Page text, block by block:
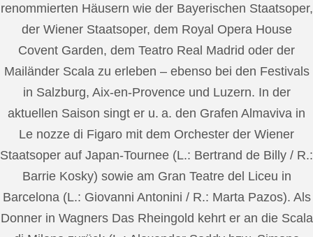
renommierten Häusern wie der Bayerischen Staatsoper,
der Wiener Staatsoper, dem Royal Opera House
Covent Garden, dem Teatro Real Madrid oder der
Mailänder Scala zu erleben – ebenso bei den Festivals
in Salzburg, Aix-en-Provence und Luzern. In der
aktuellen Saison singt er u. a. den Grafen Almaviva in
Le nozze di Figaro mit dem Orchester der Wiener
Staatsoper auf Japan-Tournee (L.: Bertrand de Billy / R.:
Barrie Kosky) sowie am Gran Teatre del Liceu in
Barcelona (L.: Giovanni Antonini / R.: Marta Pazos). Als
Donner in Wagners Das Rheingold kehrt er an die Scala